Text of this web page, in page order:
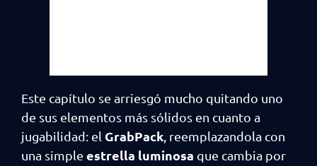
Este capítulo se arriesgó mucho quitando uno
de sus elementos más sólidos en cuanto a
jugabilidad: el GrabPack , reemplazandola con
una simple estrella luminosa que cambia por